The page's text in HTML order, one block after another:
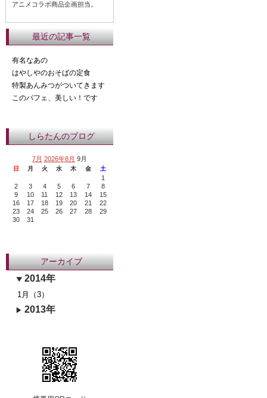
アニメコラボ商品企画担当。
最近の記事一覧
有名なあの
はやしやのおそばの定食
特製あんみつがついてきます
このパフェ、美しい！です
しらたんのブログ
7月 2026年8月 9月
日 月 火 水 木 金 土
1
2
3 4 5 6 7
8
9
10 11 12 13 14
15
16
17 18 19 20 21
22
23
24 25 26 27 28
29
30
31
アーカイブ
2014年
1月（3）
2013年